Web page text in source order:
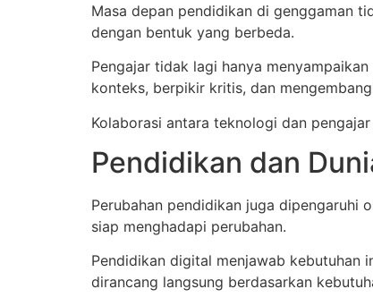
Masa depan pendidikan di genggaman
dengan bentuk yang berbeda.
Pengajar tidak lagi hanya
konteks, berpikir kritis, dan
Kolaborasi antara teknologi dan
Pendidikan dan
Perubahan pendidikan juga dipengaruhi
siap menghadapi perubahan.
Pendidikan digital menjawab kebutuhan
dirancang langsung berdasarkan